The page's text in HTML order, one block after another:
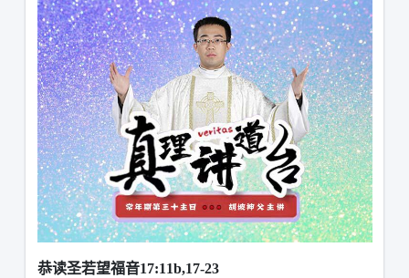
恭读圣若望福音17:11b,17-23